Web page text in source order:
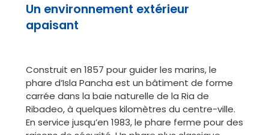
Un environnement extérieur
apaisant
Construit en 1857 pour guider les marins, le
phare d’Isla Pancha est un bâtiment de forme
carrée dans la baie naturelle de la Ria de
Ribadeo, à quelques kilomètres du centre-ville.
En service jusqu’en 1983, le phare ferme pour des